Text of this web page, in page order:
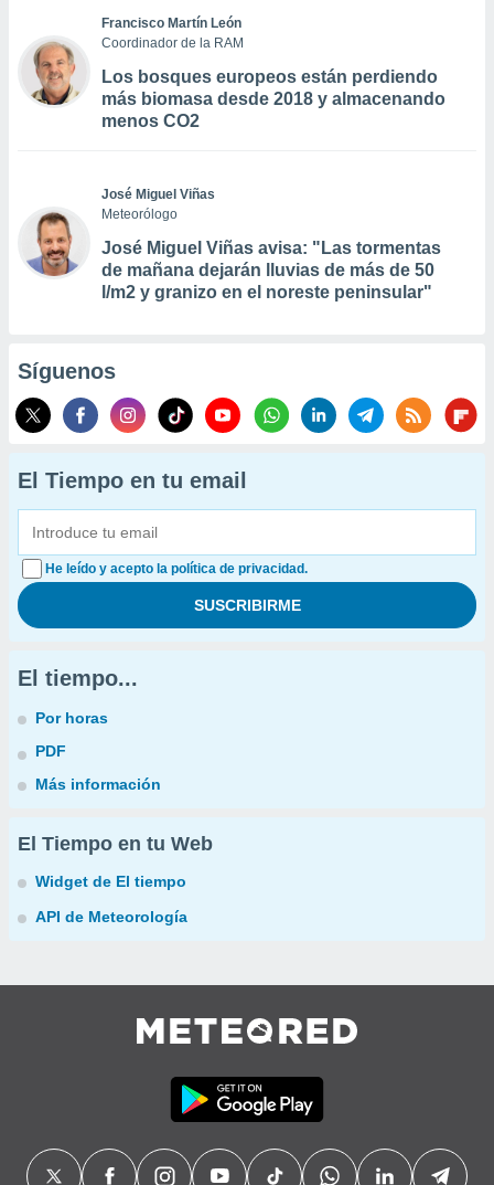
Francisco Martín León
Coordinador de la RAM
Los bosques europeos están perdiendo
más biomasa desde 2018 y almacenando
menos CO2
José Miguel Viñas
Meteorólogo
José Miguel Viñas avisa: "Las tormentas
de mañana dejarán lluvias de más de 50
l/m2 y granizo en el noreste peninsular"
Síguenos
El Tiempo en tu email
He leído y acepto la política de privacidad.
El tiempo...
Por horas
PDF
Más información
El Tiempo en tu Web
Widget de El tiempo
API de Meteorología